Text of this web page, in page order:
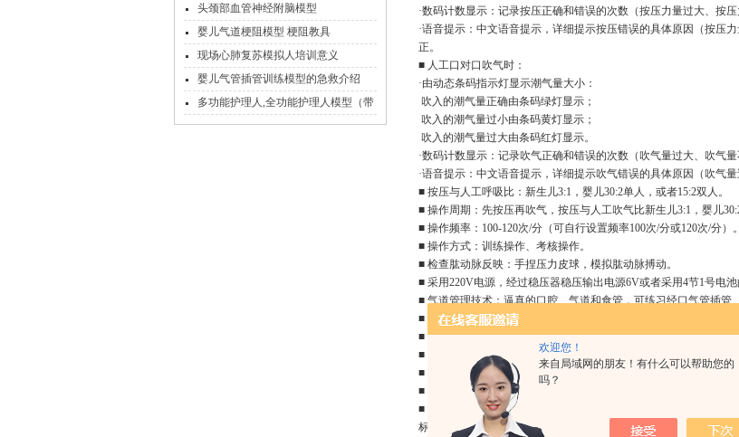
欢迎您！
来自局域网的朋友！有什么可以帮助您的
吗？
·数码计数显示：记录按压正确和错误的次数（按压力量过大、按压
·语音提示：中文语音提示，详细提示按压错误的具体原因（按压
正。
■ 人工口对口吹气时：
·由动态条码指示灯显示潮气量大小：
吹入的潮气量正确由条码绿灯显示；
吹入的潮气量过小由条码黄灯显示；
吹入的潮气量过大由条码红灯显示。
·数码计数显示：记录吹气正确和错误的次数（吹气量过大、吹气量
·语音提示：中文语音提示，详细提示吹气错误的具体原因（吹气
■ 按压与人工呼吸比：新生儿3:1，婴儿30:2单人，或者15:2双人。
■ 操作周期：先按压再吹气，按压与人工吹气比新生儿3:1，婴儿
■ 操作频率：100-120次/分（可自行设置频率100次/分或120次/分）。
■ 操作方式：训练操作、考核操作。
■ 检查肱动脉反映：手捏压力皮球，模拟肱动脉搏动。
■ 采用220V电源，经过稳压器稳压输出电源6V或者采用4节1号电
■ 气道管理技术：逼真的口腔、气道和食管，可练习经口气管插管
■ 护理功能：更换尿布、穿换衣服、洗浴、口腔护理、冷热疗法、
■ 静脉输液与穿刺训练：手臂静脉包括手背浅静脉；头皮静脉包括
■ 骨髓穿刺训练：可经胫骨穿刺，有模拟骨髓流出，可注入模拟药物
■ 腹腔重要器官结构观察。
■ 瞳孔观察示教。
■ 脐带静脉注射与插管训练。
标准配置：
头颈部血管神经附脑模型
婴儿气道梗阻模型 梗阻教具
现场心肺复苏模拟人培训意义
婴儿气管插管训练模型的急救介绍
多功能护理人,全功能护理人模型（带
血压测量）